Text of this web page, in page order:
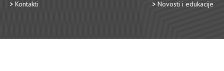
Kontakti
Novosti i edukacije